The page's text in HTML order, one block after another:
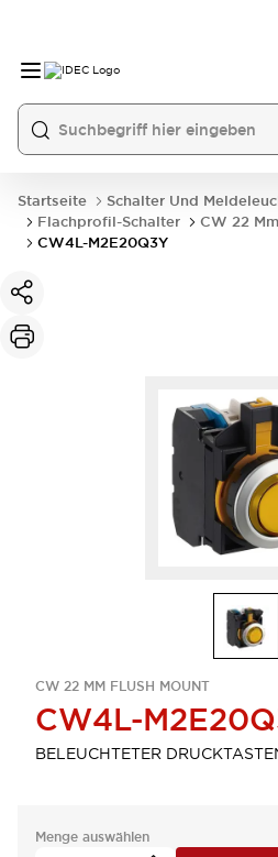
Startseite Schalter Und
Flachprofil-Schalter
CW 22
CW4L-M2E20Q3Y
CW 22 MM FLUSH MOUNT
CW4L-
BELEUCHTETER
Menge auswählen